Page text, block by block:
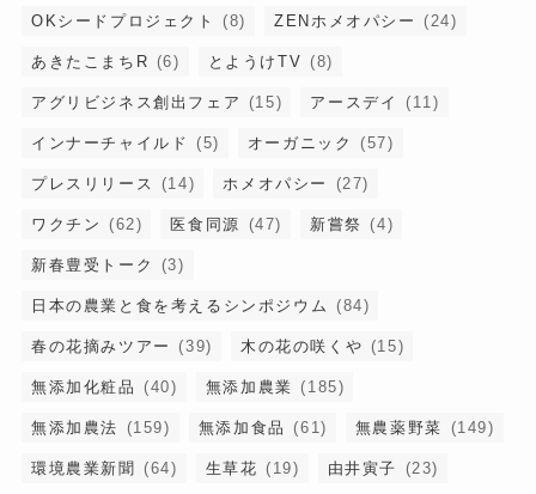
OKシードプロジェクト (8) ZENホメオパシー (24)
あきたこまちR (6) とようけTV (8)
アグリビジネス創出フェア (15) アースデイ (11)
インナーチャイルド (5) オーガニック (57)
プレスリリース (14) ホメオパシー (27)
ワクチン (62) 医食同源 (47) 新嘗祭 (4)
新春豊受トーク (3)
日本の農業と食を考えるシンポジウム (84)
春の花摘みツアー (39) 木の花の咲くや (15)
無添加化粧品 (40) 無添加農業 (185)
無添加農法 (159) 無添加食品 (61) 無農薬野菜 (149)
環境農業新聞 (64) 生草花 (19) 由井寅子 (23)